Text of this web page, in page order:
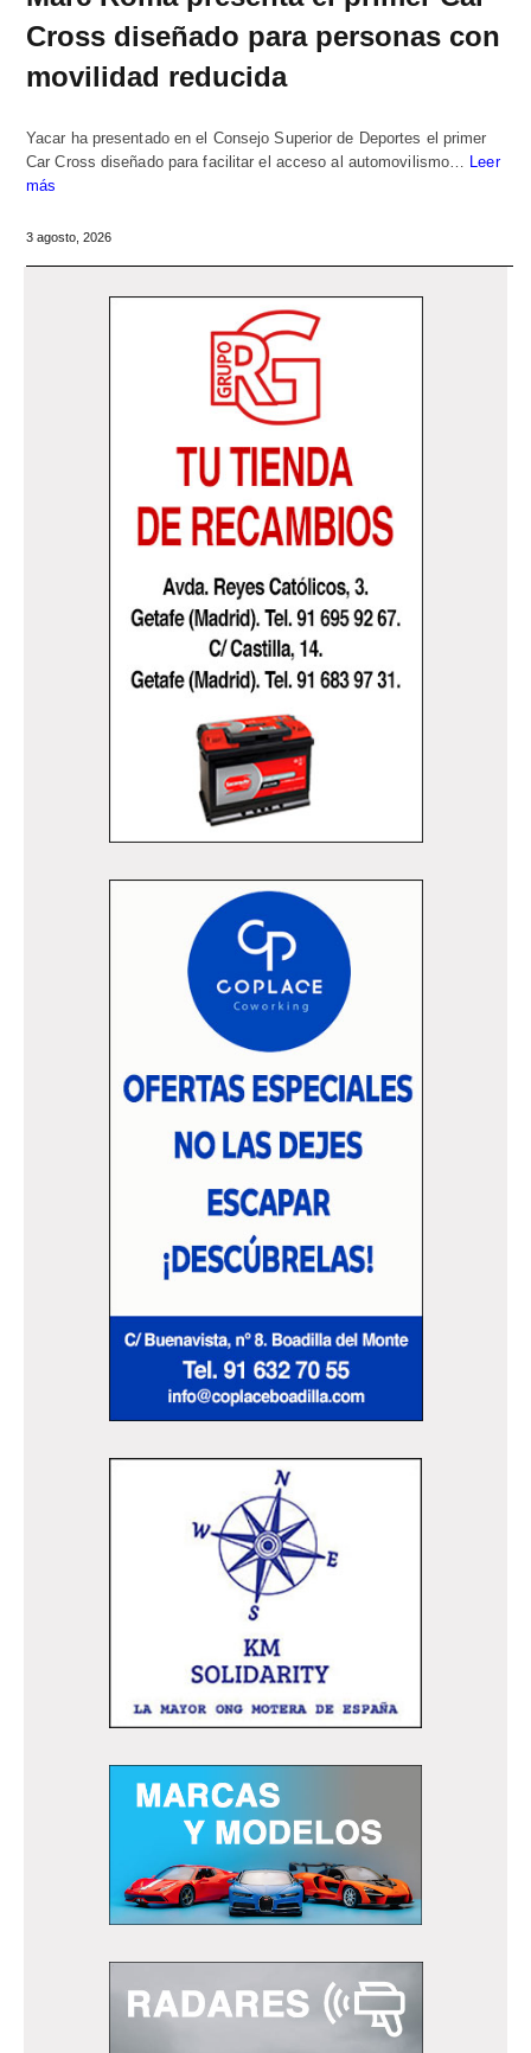
Cross diseñado para personas con
movilidad reducida
Yacar ha presentado en el Consejo Superior de Deportes el primer
Car Cross diseñado para facilitar el acceso al automovilismo… Leer
más
3 agosto, 2026